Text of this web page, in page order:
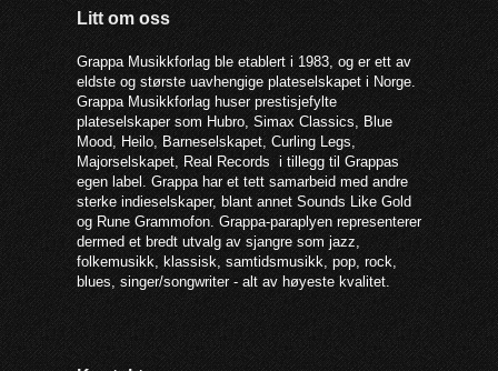
Litt om oss
Grappa Musikkforlag ble etablert i 1983, og er ett av
eldste og største uavhengige plateselskapet i Norge.
Grappa Musikkforlag huser prestisjefylte
plateselskaper som Hubro, Simax Classics, Blue
Mood, Heilo, Barneselskapet, Curling Legs,
Majorselskapet, Real Records i tillegg til Grappas
egen label. Grappa har et tett samarbeid med andre
sterke indieselskaper, blant annet Sounds Like Gold
og Rune Grammofon. Grappa-paraplyen representerer
dermed et bredt utvalg av sjangre som jazz,
folkemusikk, klassisk, samtidsmusikk, pop, rock,
blues, singer/songwriter - alt av høyeste kvalitet.